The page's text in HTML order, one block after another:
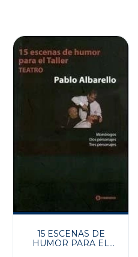
15 ESCENAS DE
HUMOR PARA EL